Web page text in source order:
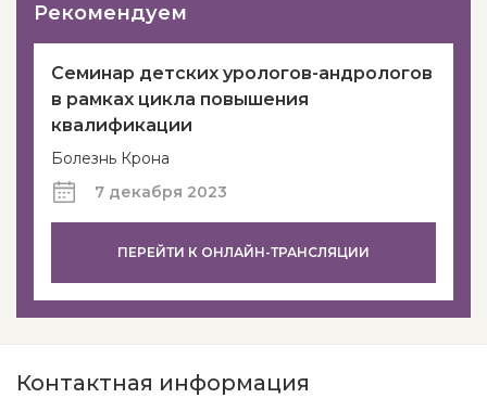
Рекомендуем
Семинар детских урологов-андрологов
в рамках цикла повышения
квалификации
Болезнь Крона
7 декабря 2023
ПЕРЕЙТИ К ОНЛАЙН-ТРАНСЛЯЦИИ
Контактная информация